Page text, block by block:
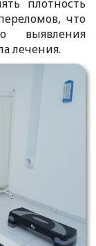
плотность
что
выявления
лечения.